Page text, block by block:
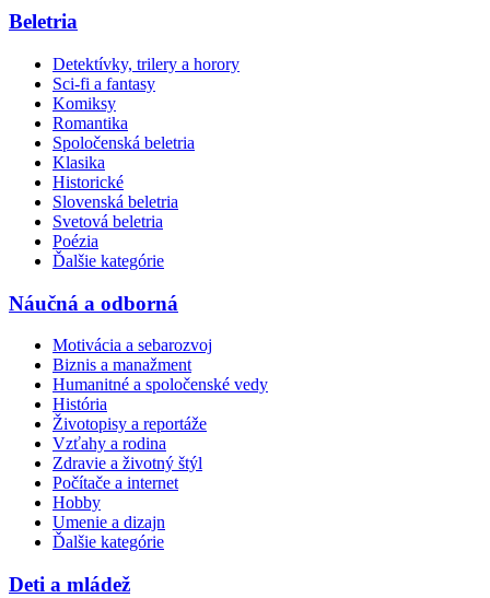
Beletria
Detektívky, trilery a horory
Sci-fi a fantasy
Komiksy
Romantika
Spoločenská beletria
Klasika
Historické
Slovenská beletria
Svetová beletria
Poézia
Ďalšie kategórie
Náučná a odborná
Motivácia a sebarozvoj
Biznis a manažment
Humanitné a spoločenské vedy
História
Životopisy a reportáže
Vzťahy a rodina
Zdravie a životný štýl
Počítače a internet
Hobby
Umenie a dizajn
Ďalšie kategórie
Deti a mládež